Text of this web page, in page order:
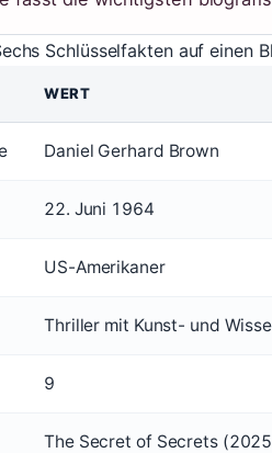
Schlüsselfakten auf einen
WERT
Daniel Gerhard Brown
22. Juni 1964
US-Amerikaner
Thriller mit Kunst- und
9
The Secret of Secrets